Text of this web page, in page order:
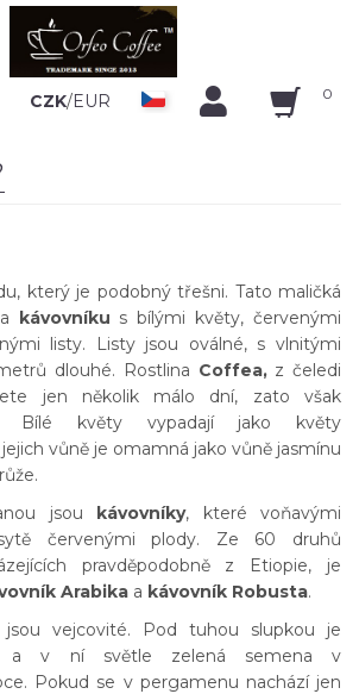
CZK/EUR 0
který je podobný třešni. Tato maličká
kávovníku s bílými květy, červenými
listy. Listy jsou oválné, s vlnitými
dlouhé. Rostlina Coffea,z čeledi
jen několik málo dní, zato však
Bílé květy vypadají jako květy
vůně je omamná jako vůně jasmínu
jsou kávovníky, které voňavými
červenými plody. Ze 60 druhů
pravděpodobně z Etiopie, je
Arabika a kávovník Robusta.
jsou vejcovité. Pod tuhou slupkou je
a v ní světle zelená semena v
Pokud se v pergamenu nachází jen